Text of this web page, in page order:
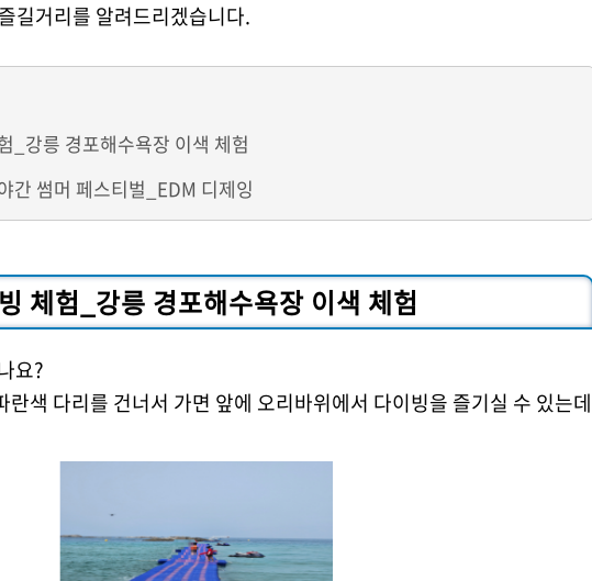
길거리를 알려드리겠습니다.
_강릉 경포해수욕장 이색 체험
간 썸머 페스티벌_EDM 디제잉
체험_강릉 경포해수욕장 이색 체험
요?
란색 다리를 건너서 가면 앞에 오리바위에서 다이빙을 즐기실 수 있는데